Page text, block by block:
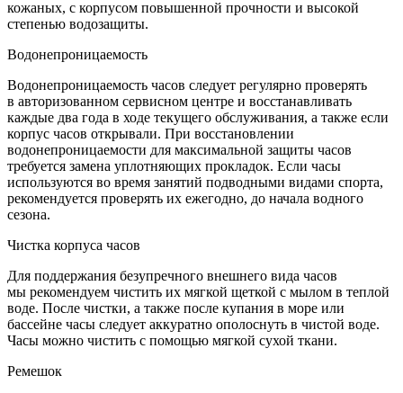
кожаных, с корпусом повышенной прочности и высокой
степенью водозащиты.
Водонепроницаемость
Водонепроницаемость часов следует регулярно проверять
в авторизованном сервисном центре и восстанавливать
каждые два года в ходе текущего обслуживания, а также если
корпус часов открывали. При восстановлении
водонепроницаемости для максимальной защиты часов
требуется замена уплотняющих прокладок. Если часы
используются во время занятий подводными видами спорта,
рекомендуется проверять их ежегодно, до начала водного
сезона.
Чистка корпуса часов
Для поддержания безупречного внешнего вида часов
мы рекомендуем чистить их мягкой щеткой с мылом в теплой
воде. После чистки, а также после купания в море или
бассейне часы следует аккуратно ополоснуть в чистой воде.
Часы можно чистить с помощью мягкой сухой ткани.
Ремешок